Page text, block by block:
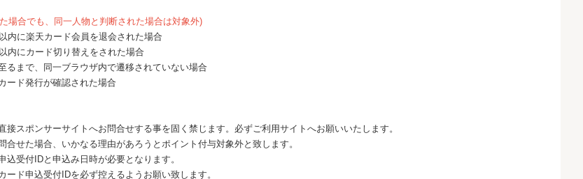
場合でも、同一人物と判断された場合は対象外)
内に楽天カード会員を退会された場合
内にカード切り替えをされた場合
るまで、同一ブラウザ内で遷移されていない場合
ード発行が確認された場合
接スポンサーサイトへお問合せする事を固く禁じます。必ずご利用サイトへお願いいたします。
せた場合、いかなる理由があろうとポイント付与対象外と致します。
込受付IDと申込み日時が必要となります。
ード申込受付IDを必ず控えるようお願い致します。